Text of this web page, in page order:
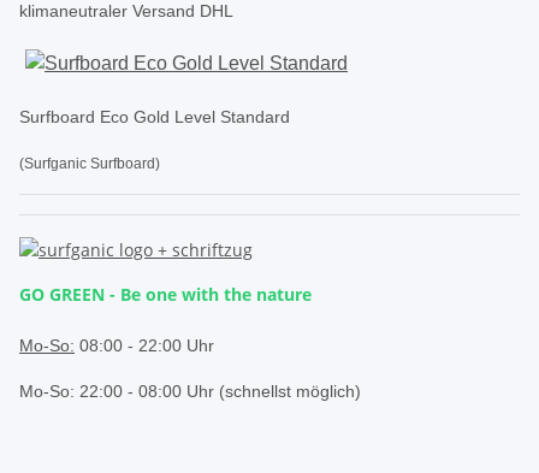
klimaneutraler Versand DHL
Surfboard Eco Gold Level Standard
(Surfganic Surfboard)
GO GREEN - Be one with the nature
Mo-So: 08:00 - 22:00 Uhr
Mo-So: 22:00 - 08:00 Uhr (schnellst möglich)